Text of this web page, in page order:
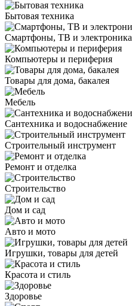
Бытовая техника
Смартфоны, ТВ и электроника
Компьютеры и периферия
Товары для дома, бакалея
Мебель
Сантехника и водоснабжение
Строительный инструмент
Ремонт и отделка
Строительство
Дом и сад
Авто и мото
Игрушки, товары для детей
Красота и стиль
Здоровье